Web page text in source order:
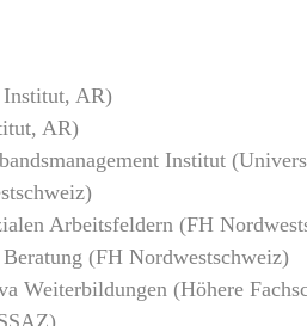
Institut, AR)
AR)
Institut
Arbeitsfeldern (FH
(FH Nordwestschweiz)
Weiterbildungen (Höhere